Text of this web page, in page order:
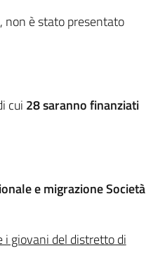
non è stato presentato
cui 28 saranno finanziati
e migrazione Società
i giovani del distretto di